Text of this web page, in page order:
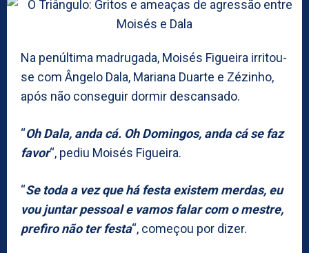
Na penúltima madrugada, Moisés Figueira irritou-
se com Ângelo Dala, Mariana Duarte e Zézinho,
após não conseguir dormir descansado.
“Oh Dala, anda cá. Oh Domingos, anda cá se faz
favor“, pediu Moisés Figueira.
“Se toda a vez que há festa existem merdas, eu
vou juntar pessoal e vamos falar com o mestre,
prefiro não ter festa“, começou por dizer.